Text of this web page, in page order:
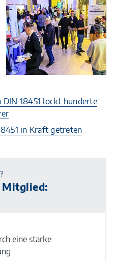
18451 lockt hunderte
in Kraft getreten
Mitglied:
eine starke